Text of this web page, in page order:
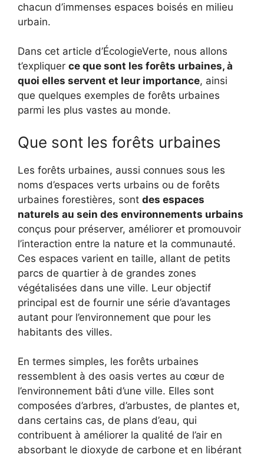
chacun d’immenses espaces boisés en milieu
urbain.
Dans cet article d’ÉcologieVerte, nous allons
t’expliquer ce que sont les forêts urbaines, à
quoi elles servent et leur importance, ainsi
que quelques exemples de forêts urbaines
parmi les plus vastes au monde.
Que sont les forêts urbaines
Les forêts urbaines, aussi connues sous les
noms d’espaces verts urbains ou de forêts
urbaines forestières, sont des espaces
naturels au sein des environnements urbains
conçus pour préserver, améliorer et promouvoir
l’interaction entre la nature et la communauté.
Ces espaces varient en taille, allant de petits
parcs de quartier à de grandes zones
végétalisées dans une ville. Leur objectif
principal est de fournir une série d’avantages
autant pour l’environnement que pour les
habitants des villes.
En termes simples, les forêts urbaines
ressemblent à des oasis vertes au cœur de
l’environnement bâti d’une ville. Elles sont
composées d’arbres, d’arbustes, de plantes et,
dans certains cas, de plans d’eau, qui
contribuent à améliorer la qualité de l’air en
absorbant le dioxyde de carbone et en libérant